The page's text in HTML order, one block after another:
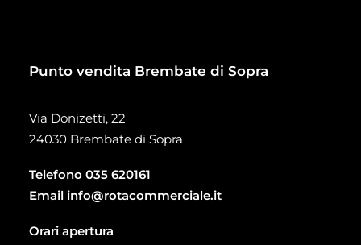
Punto vendita Brembate di Sopra
Via Donizetti, 22
24030 Brembate di Sopra
Telefono 035 620161
Email info@rotacommerciale.it
Orari apertura